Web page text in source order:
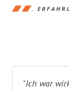
"Ich war